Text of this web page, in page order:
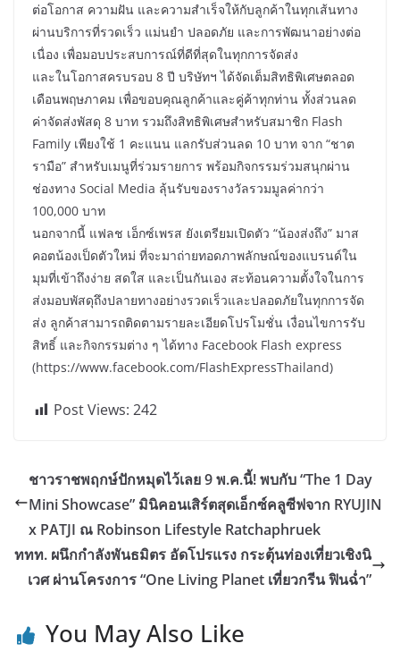
ต่อโอกาส ความฝัน และความสำเร็จให้กับลูกค้าในทุกเส้นทาง
ผ่านบริการที่รวดเร็ว แม่นยำ ปลอดภัย และการพัฒนาอย่างต่อ
เนื่อง เพื่อมอบประสบการณ์ที่ดีที่สุดในทุกการจัดส่ง
และในโอกาสครบรอบ 8 ปี บริษัทฯ ได้จัดเต็มสิทธิพิเศษตลอด
เดือนพฤษภาคม เพื่อขอบคุณลูกค้าและคู่ค้าทุกท่าน ทั้งส่วนลด
ค่าจัดส่งพัสดุ 8 บาท รวมถึงสิทธิพิเศษสำหรับสมาชิก Flash
Family เพียงใช้ 1 คะแนน แลกรับส่วนลด 10 บาท จาก “ชาต
รามือ” สำหรับเมนูที่ร่วมรายการ พร้อมกิจกรรมร่วมสนุกผ่าน
ช่องทาง Social Media ลุ้นรับของรางวัลรวมมูลค่ากว่า
100,000 บาท
นอกจากนี้ แฟลช เอ็กซ์เพรส ยังเตรียมเปิดตัว “น้องส่งถึง” มาส
คอตน้องเป็ดตัวใหม่ ที่จะมาถ่ายทอดภาพลักษณ์ของแบรนด์ใน
มุมที่เข้าถึงง่าย สดใส และเป็นกันเอง สะท้อนความตั้งใจในการ
ส่งมอบพัสดุถึงปลายทางอย่างรวดเร็วและปลอดภัยในทุกการจัด
ส่ง ลูกค้าสามารถติดตามรายละเอียดโปรโมชั่น เงื่อนไขการรับ
สิทธิ์ และกิจกรรมต่าง ๆ ได้ทาง Facebook Flash express
(https://www.facebook.com/FlashExpressThailand)
Post Views: 242
ชาวราชพฤกษ์ปักหมุดไว้เลย 9 พ.ค.นี้! พบกับ “The 1 Day
Mini Showcase” มินิคอนเสิร์ตสุดเอ็กซ์คลูซีฟจาก RYUJIN
x PATJI ณ Robinson Lifestyle Ratchaphruek
ททท. ผนึกกำลังพันธมิตร อัดโปรแรง กระตุ้นท่องเที่ยวเชิงนิ
เวศ ผ่านโครงการ “One Living Planet เที่ยวกรีน ฟินฉ่ำ”
You May Also Like